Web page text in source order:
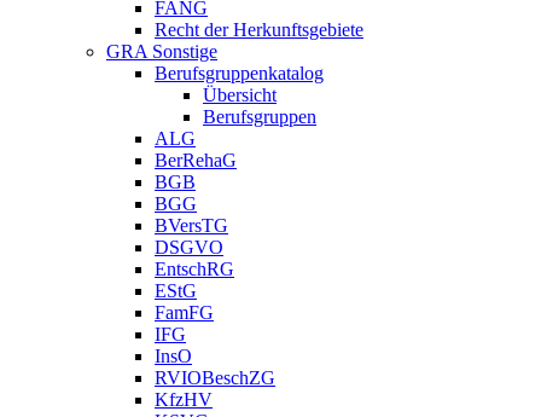
FANG
Recht der Herkunftsgebiete
GRA Sonstige
Berufsgruppenkatalog
Übersicht
Berufsgruppen
ALG
BerRehaG
BGB
BGG
BVersTG
DSGVO
EntschRG
EStG
FamFG
IFG
InsO
RVIOBeschZG
KfzHV